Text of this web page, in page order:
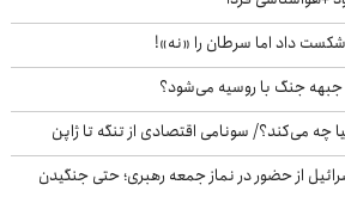
داد اما سرطان را «نه»!
جبهه جنگ با روسیه می‌شود؟
می‌کند؟/ سونامی اقتصادی از تنگه تا ژاپن
از حضور در نماز جمعه رهبری؛ حتی جنگیدن